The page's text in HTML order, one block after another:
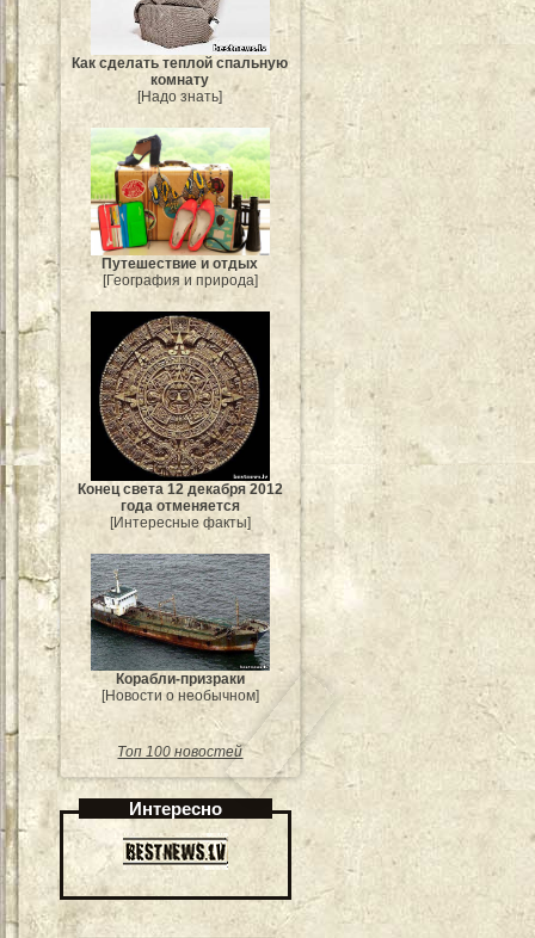
Как сделать теплой спальную
комнату
[Надо знать]
Путешествие и отдых
[География и природа]
Конец света 12 декабря 2012
года отменяется
[Интересные факты]
Корабли-призраки
[Новости о необычном]
Топ 100 новостей
Интересно